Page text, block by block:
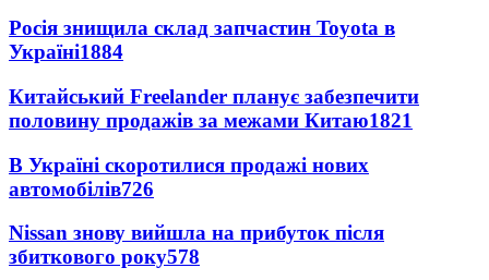
Росія знищила склад запчастин Toyota в
Україні1884
Китайський Freelander планує забезпечити
половину продажів за межами Китаю1821
В Україні скоротилися продажі нових
автомобілів726
Nissan знову вийшла на прибуток після
збиткового року578